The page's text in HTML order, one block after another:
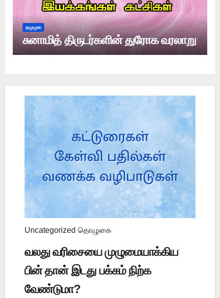
தமுமுக
சுனாமித் திருடர்களின் துரோக வரலாறு
Uncategorized தொழுகை
வலது வரிசையை முழுமையாக்கிய
பின் தான் இடது பக்கம் நிற்க
வேண்டுமா?